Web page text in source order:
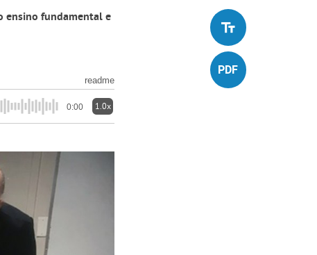
ensino fundamental e
readme
0:00 1.0x